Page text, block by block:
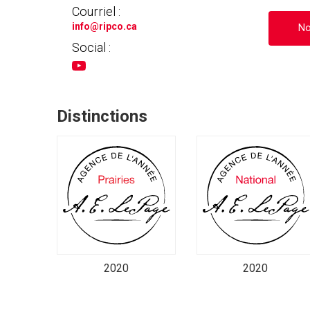
Courriel :
info@ripco.ca
Social :
Distinctions
2020 2020